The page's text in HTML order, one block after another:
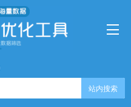
站内搜索